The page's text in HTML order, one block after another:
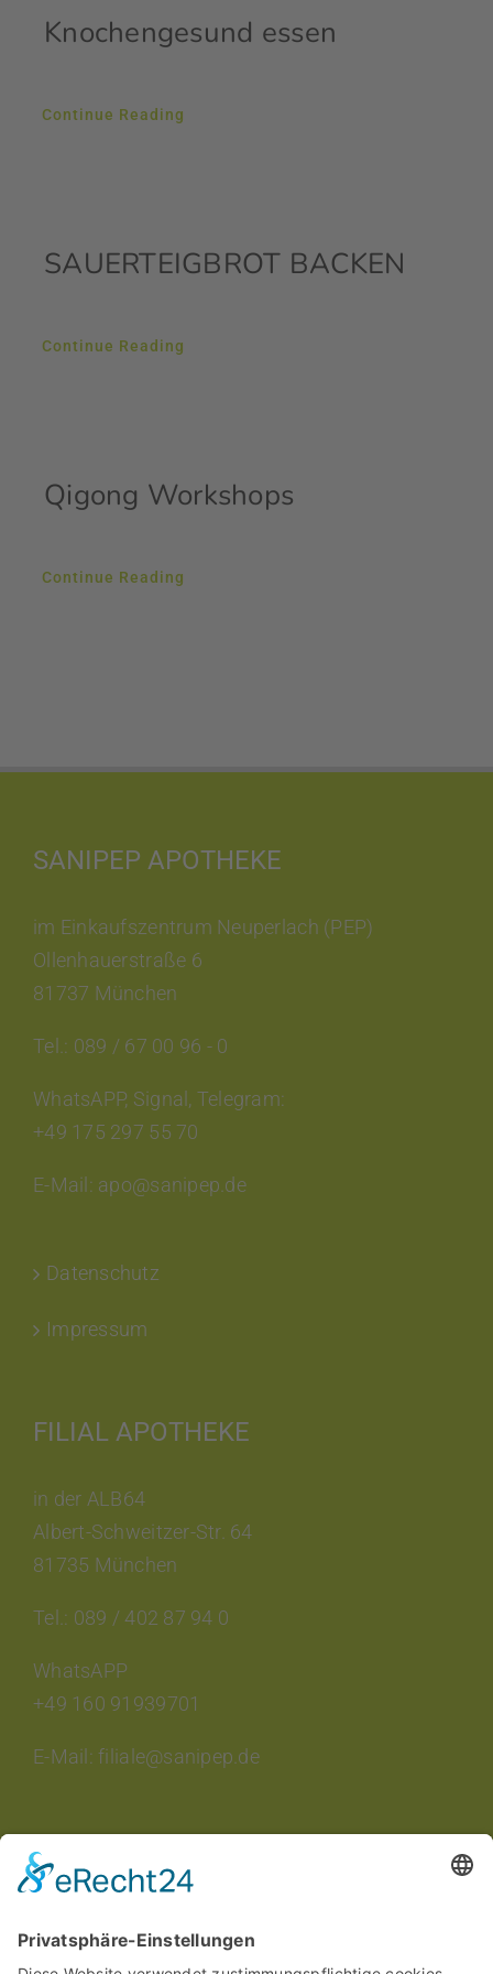
Knochengesund essen
Continue Reading
SAUERTEIGBROT BACKEN
Continue Reading
Qigong Workshops
Continue Reading
SANIPEP APOTHEKE
im Einkaufszentrum Neuperlach (PEP)
Ollenhauerstraße 6
81737 München
Tel.: 089 / 67 00 96 - 0
WhatsAPP, Signal, Telegram:
+49 175 297 55 70
E-Mail: apo@sanipep.de
Datenschutz
Impressum
FILIAL APOTHEKE
in der ALB64
Albert-Schweitzer-Str. 64
81735 München
Tel.: 089 / 402 87 94 0
WhatsAPP
+49 160 91939701
E-Mail: filiale@sanipep.de
INTERESSANTES